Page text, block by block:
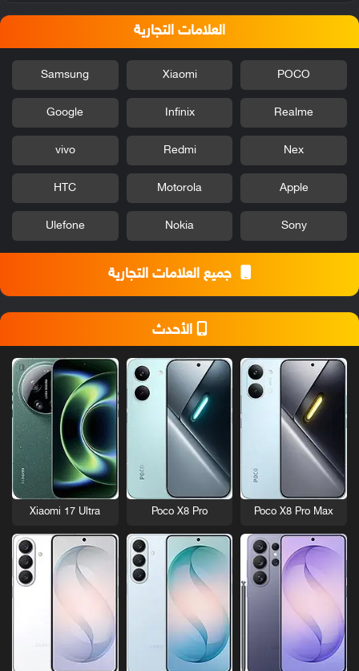
العلامات التجارية
POCO
Xiaomi
Samsung
Realme
Infinix
Google
Nex
Redmi
vivo
Apple
Motorola
HTC
Sony
Nokia
Ulefone
جميع العلامات التجارية
الأحدث
Poco X8 Pro Max
Poco X8 Pro
Xiaomi 17 Ultra